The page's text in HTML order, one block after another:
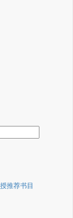
推荐书目